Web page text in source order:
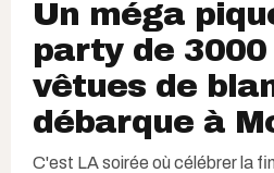
Un méga
party de
vêtues de
débarque à
C'est LA soirée où célébrer la